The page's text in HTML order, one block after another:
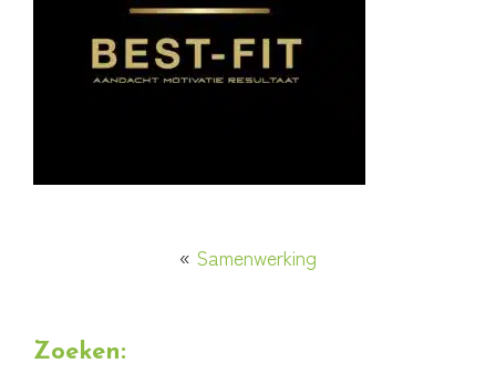
« Samenwerking
Zoeken: